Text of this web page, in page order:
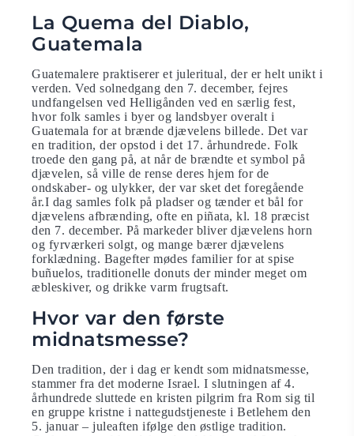
La Quema del Diablo,
Guatemala
Guatemalere praktiserer et juleritual, der er helt unikt i
verden. Ved solnedgang den 7. december, fejres
undfangelsen ved Helligånden ved en særlig fest,
hvor folk samles i byer og landsbyer overalt i
Guatemala for at brænde djævelens billede. Det var
en tradition, der opstod i det 17. århundrede. Folk
troede den gang på, at når de brændte et symbol på
djævelen, så ville de rense deres hjem for de
ondskaber- og ulykker, der var sket det foregående
år.I dag samles folk på pladser og tænder et bål for
djævelens afbrænding, ofte en piñata, kl. 18 præcist
den 7. december. På markeder bliver djævelens horn
og fyrværkeri solgt, og mange bærer djævelens
forklædning. Bagefter mødes familier for at spise
buñuelos, traditionelle donuts der minder meget om
æbleskiver, og drikke varm frugtsaft.
Hvor var den første
midnatsmesse?
Den tradition, der i dag er kendt som midnatsmesse,
stammer fra det moderne Israel. I slutningen af ​​4.
århundrede sluttede en kristen pilgrim fra Rom sig til
en gruppe kristne i nattegudstjeneste i Betlehem den
5. januar – juleaften ifølge den østlige tradition.